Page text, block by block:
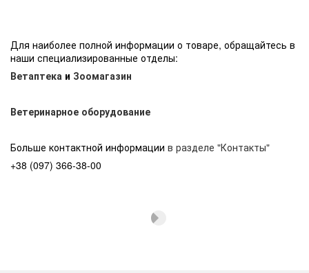
Для наиболее полной информации о товаре, обращайтесь в
наши специализированные отделы:
Ветаптека и Зоомагазин
Ветеринарное оборудование
Больше контактной информации в разделе "Контакты"
+38 (097) 366-38-00